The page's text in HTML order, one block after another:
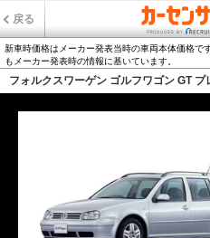
戻る
新車時価格はメーカー発表当時の車両本体価格で
もメーカー発表時の情報に基いています。
フォルクスワーゲン ゴルフワゴン GT